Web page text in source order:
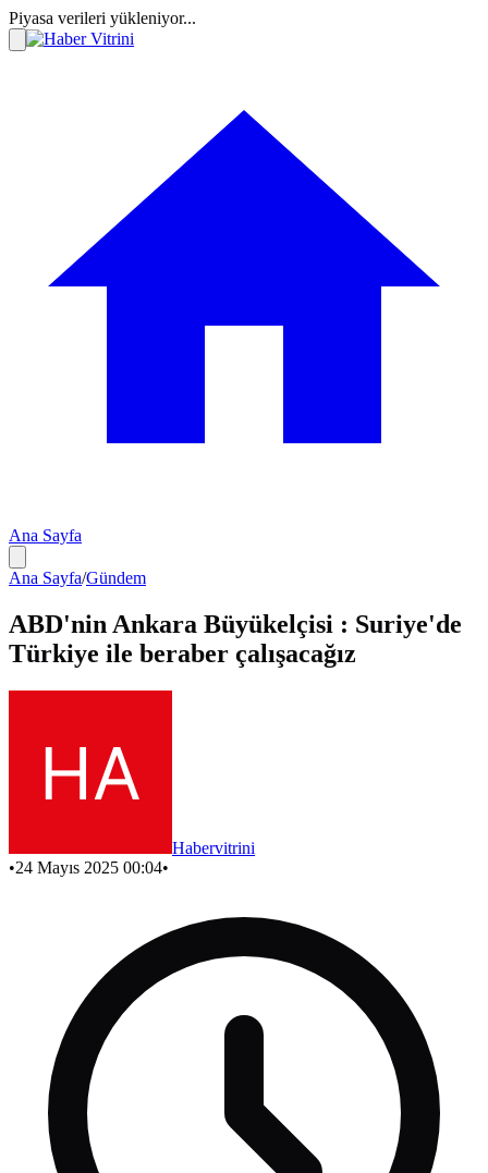
Piyasa verileri yükleniyor...
Ana Sayfa
Ana Sayfa/Gündem
ABD'nin Ankara Büyükelçisi : Suriye'de
Türkiye ile beraber çalışacağız
Habervitrini
•24 Mayıs 2025 00:04•